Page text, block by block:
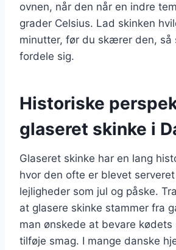
ovnen, når den når en indre
grader Celsius. Lad skinken
minutter, før du skærer den, så
fordele sig.
Historiske
glaseret skinke i
Glaseret skinke har en lang
hvor den ofte er blevet
lejligheder som jul og påske.
at glasere skinke stammer fra
man ønskede at bevare kødets
tilføje smag. I mange danske